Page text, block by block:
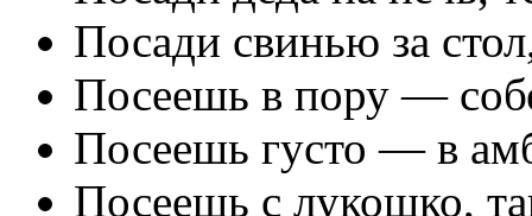
Посади свинью за
Посеешь в пору —
Посеешь густо — в
Посеешь с лукошко,